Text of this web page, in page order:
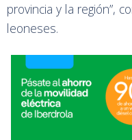
provincia y la región”,
leoneses.